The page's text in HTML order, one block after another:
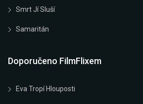
Smrt Jí Sluší
Samaritán
Doporučeno FilmFlixem
Eva Tropí Hlouposti